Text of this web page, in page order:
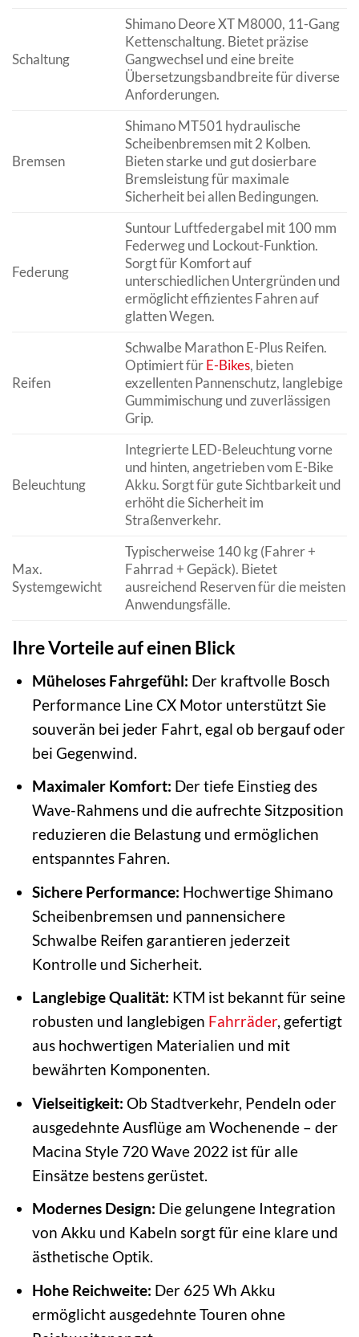
Schaltung
Shimano Deore XT M8000, 11-Gang
Kettenschaltung. Bietet präzise
Gangwechsel und eine breite
Übersetzungsbandbreite für diverse
Anforderungen.
Bremsen
Shimano MT501 hydraulische
Scheibenbremsen mit 2 Kolben.
Bieten starke und gut dosierbare
Bremsleistung für maximale
Sicherheit bei allen Bedingungen.
Federung
Suntour Luftfedergabel mit 100 mm
Federweg und Lockout-Funktion.
Sorgt für Komfort auf
unterschiedlichen Untergründen und
ermöglicht effizientes Fahren auf
glatten Wegen.
Reifen
Schwalbe Marathon E-Plus Reifen.
Optimiert fürE-Bikes, bieten
exzellenten Pannenschutz, langlebige
Gummimischung und zuverlässigen
Grip.
Beleuchtung
Integrierte LED-Beleuchtung vorne
und hinten, angetrieben vom E-Bike
Akku. Sorgt für gute Sichtbarkeit und
erhöht die Sicherheit im
Straßenverkehr.
Max.
Systemgewicht
Typischerweise 140 kg (Fahrer +
Fahrrad + Gepäck). Bietet
ausreichend Reserven für die meisten
Anwendungsfälle.
Ihre Vorteile auf einen Blick
Müheloses Fahrgefühl: Der kraftvolle Bosch
Performance Line CX Motor unterstützt Sie
souverän bei jeder Fahrt, egal ob bergauf oder
bei Gegenwind.
Maximaler Komfort: Der tiefe Einstieg des
Wave-Rahmens und die aufrechte Sitzposition
reduzieren die Belastung und ermöglichen
entspanntes Fahren.
Sichere Performance: Hochwertige Shimano
Scheibenbremsen und pannensichere
Schwalbe Reifen garantieren jederzeit
Kontrolle und Sicherheit.
Langlebige Qualität: KTM ist bekannt für seine
robusten und langlebigen Fahrräder, gefertigt
aus hochwertigen Materialien und mit
bewährten Komponenten.
Vielseitigkeit: Ob Stadtverkehr, Pendeln oder
ausgedehnte Ausflüge am Wochenende – der
Macina Style 720 Wave 2022 ist für alle
Einsätze bestens gerüstet.
Modernes Design: Die gelungene Integration
von Akku und Kabeln sorgt für eine klare und
ästhetische Optik.
Hohe Reichweite: Der 625 Wh Akku
ermöglicht ausgedehnte Touren ohne